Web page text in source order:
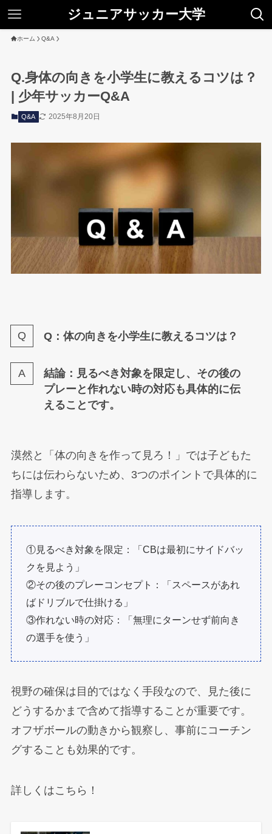
ジュニアサッカー大学
ホーム Q&A
Q.身体の向きを小学生に教えるコツは？
| 少年サッカーQ&A
Q&A 2025年8月20日
Q：体の向きを小学生に教えるコツは？
結論：見るべき対象を限定し、その後の
プレーと作れない時の対応も具体的に伝
えることです。
漠然と「体の向きを作って見ろ！」では子どもた
ちには伝わらないため、3つのポイントで具体的に
指導します。
①見るべき対象を限定：「CBは最初にサイドバッ
クを見よう」
②その後のプレーコンセプト：「スペースがあれ
ばドリブルで仕掛ける」
③作れない時の対応：「無理にターンせず前向き
の選手を使う」
視野の確保は目的ではなく手段なので、見た後に
どうするかまで含めて指導することが重要です。
オフザボールの動きから観察し、事前にコーチン
グすることも効果的です。
詳しくはこちら！